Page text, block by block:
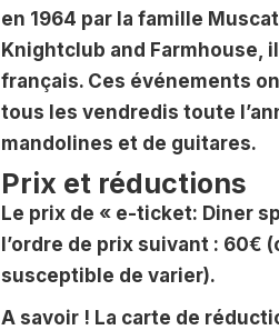
en 1964 par la famille
Knightclub and
français. Ces événements
tous les vendredis toute
mandolines et de guitares.
Prix et réductions
Le prix de « e-ticket: Diner
l’ordre de prix suivant :
susceptible de varier).
A savoir ! La carte de